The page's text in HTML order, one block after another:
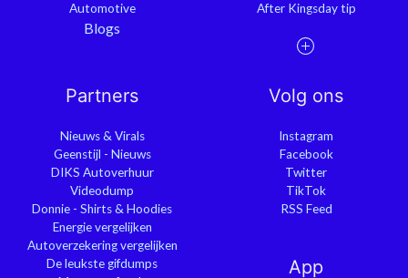
Automotive
Blogs
After Kingsday tip
Partners
Nieuws & Virals
Geenstijl - Nieuws
DIKS Autoverhuur
Videodump
Donnie - Shirts & Hoodies
Energie vergelijken
Autoverzekering vergelijken
De leukste gifdumps
Volg ons
Instagram
Facebook
Twitter
TikTok
RSS Feed
App